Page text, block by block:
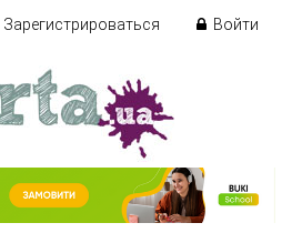
Зарегистрироваться Войти